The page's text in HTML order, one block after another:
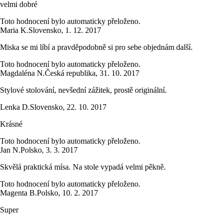
velmi dobré
Toto hodnocení bylo automaticky přeloženo.
Maria K.Slovensko, 1. 12. 2017
Miska se mi líbí a pravděpodobně si pro sebe objednám další.
Toto hodnocení bylo automaticky přeloženo.
Magdaléna N.Česká republika, 31. 10. 2017
Stylové stolování, nevšední zážitek, prostě originální.
Lenka D.Slovensko, 22. 10. 2017
Krásné
Toto hodnocení bylo automaticky přeloženo.
Jan N.Polsko, 3. 3. 2017
Skvělá praktická mísa. Na stole vypadá velmi pěkně.
Toto hodnocení bylo automaticky přeloženo.
Magenta B.Polsko, 10. 2. 2017
Super